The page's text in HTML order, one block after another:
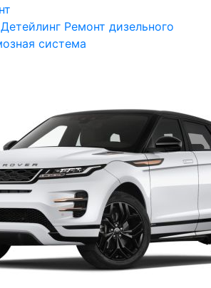
Детейлинг Ремонт дизельного
система